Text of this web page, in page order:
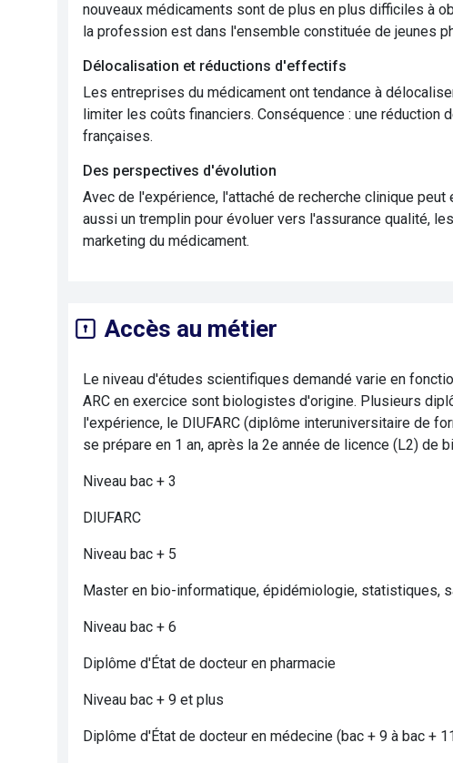
nouveaux médicaments sont de plus en plus difficiles à
la profession est dans l'ensemble constituée de jeunes
Délocalisation et réductions d'effectifs
Les entreprises du médicament ont tendance à
limiter les coûts financiers. Conséquence : une
françaises.
Des perspectives d'évolution
Avec de l'expérience, l'attaché de recherche clinique
aussi un tremplin pour évoluer vers l'assurance qualité,
marketing du médicament.
Accès au métier
Le niveau d'études scientifiques demandé varie en
ARC en exercice sont biologistes d'origine. Plusieurs
l'expérience, le DIUFARC (diplôme interuniversitaire de
se prépare en 1 an, après la 2e année de licence (L2) de
Niveau bac + 3
DIUFARC
Niveau bac + 5
Master en bio-informatique, épidémiologie, statistiques,
Niveau bac + 6
Diplôme d'État de docteur en pharmacie
Niveau bac + 9 et plus
Diplôme d'État de docteur en médecine (bac + 9 à bac +